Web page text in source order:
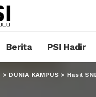
Berita PSI Hadir
> DUNIA KAMPUS > Hasil